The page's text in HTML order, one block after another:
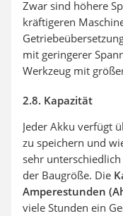
Zwar sind höhere
kräftigeren
mit geringerer
Werkzeug mit
2.8. Kapazität
Jeder Akku verfügt
zu speichern und
sehr
der Baugröße. Die
Amperestunden
viele Stunden ein